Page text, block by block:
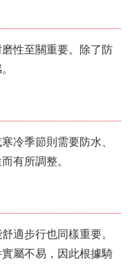
性至關重要。除了防
冷季節則需要防水、
有所調整。
適步行也同樣重要。
屬不易，因此根據騎